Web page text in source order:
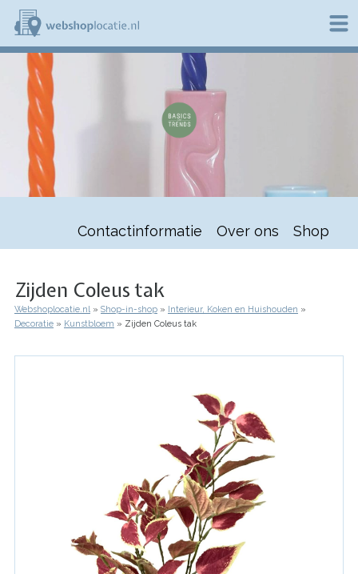
Overslaan
naar
de
inhoud
Contactinformatie Over ons Shop
Zijden Coleus tak
Kruimelpad
Webshoplocatie.nl Shop-in-shop
Interieur, Koken en Huishouden
Decoratie
Kunstbloem Zijden Coleus tak